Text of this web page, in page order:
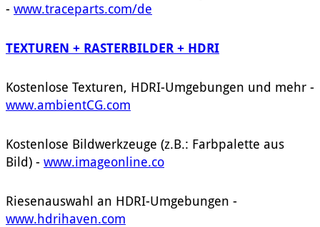
- www.traceparts.com/de
TEXTUREN + RASTERBILDER + HDRI
Kostenlose Texturen, HDRI-Umgebungen und mehr -
www.ambientCG.com
Kostenlose Bildwerkzeuge (z.B.: Farbpalette aus
Bild) - www.imageonline.co
Riesenauswahl an HDRI-Umgebungen -
www.hdrihaven.com